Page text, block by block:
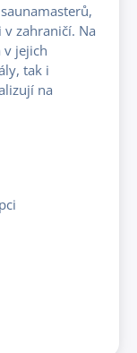
zahraničí. Na
jejich
tak i
na